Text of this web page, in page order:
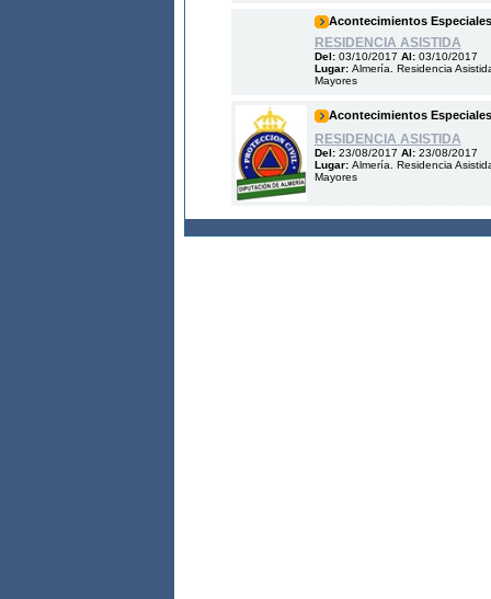
Acontecimientos Especiales
RESIDENCIA ASISTIDA
Del: 03/10/2017 Al: 03/10/2017
Lugar: Almería. Residencia
Mayores
Acontecimientos Especiales
RESIDENCIA ASISTIDA
Del: 23/08/2017 Al: 23/08/2017
Lugar: Almería. Residencia
Mayores